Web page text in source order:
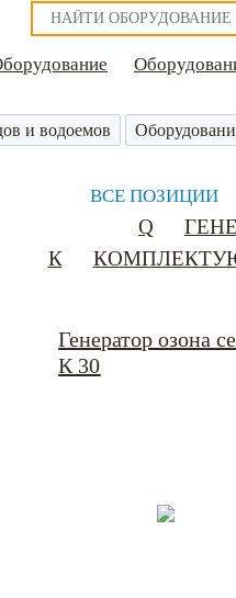
и водоемов
ВСЕ ПОЗИЦИИ
Q
К
Генератор озона
К 30